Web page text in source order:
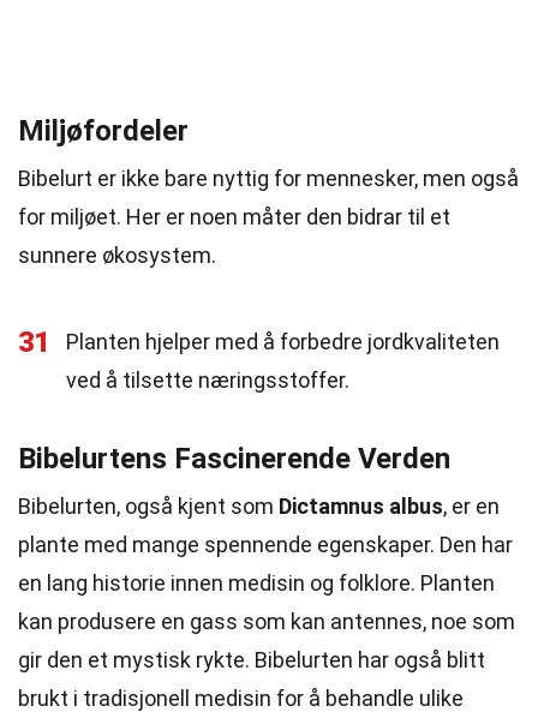
Miljøfordeler
Bibelurt er ikke bare nyttig for mennesker, men også
for miljøet. Her er noen måter den bidrar til et
sunnere økosystem.
31
Planten hjelper med å forbedre jordkvaliteten
ved å tilsette næringsstoffer.
Bibelurtens Fascinerende Verden
Bibelurten, også kjent som Dictamnus albus, er en
plante med mange spennende egenskaper. Den har
en lang historie innen medisin og folklore. Planten
kan produsere en gass som kan antennes, noe som
gir den et mystisk rykte. Bibelurten har også blitt
brukt i tradisjonell medisin for å behandle ulike